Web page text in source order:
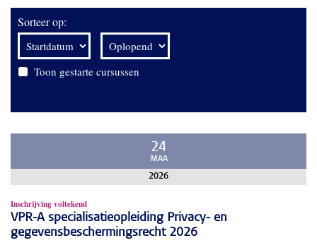
Sorteer op:
Toon gestarte cursussen
24
MAA
2026
Inschrijving voltekend
VPR-A specialisatieopleiding Privacy- en
gegevensbeschermingsrecht 2026